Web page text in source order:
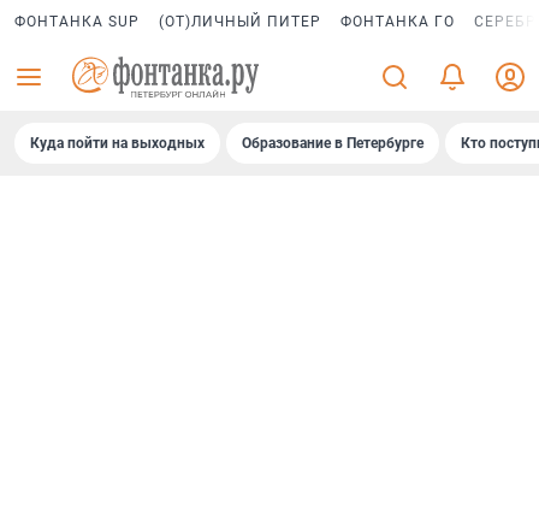
ФОНТАНКА SUP (ОТ)ЛИЧНЫЙ ПИТЕР ФОНТАНКА ГО
Куда пойти на выходных Образование в Петербурге Кто